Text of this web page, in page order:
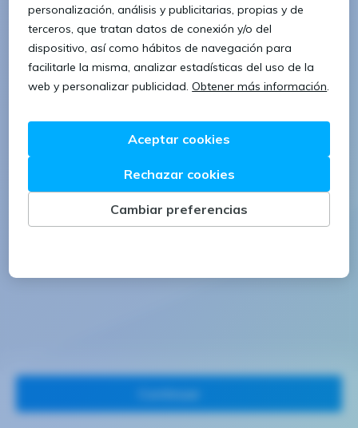
Confirmar contraseña
8 caracteres 1 letra minúscula
1 letra mayúscula 1 número